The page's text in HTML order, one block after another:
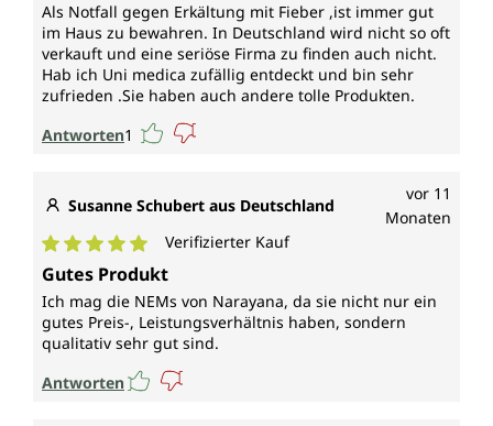
Als Notfall gegen Erkältung mit Fieber ,ist immer gut
im Haus zu bewahren. In Deutschland wird nicht so oft
verkauft und eine seriöse Firma zu finden auch nicht.
Hab ich Uni medica zufällig entdeckt und bin sehr
zufrieden .Sie haben auch andere tolle Produkten.
Antworten1
Susanne Schubert aus Deutschland
vor 11
Monaten
Durchschnittliche Bewertung von 5 von 5 Sternen
Verifizierter Kauf
Gutes Produkt
Ich mag die NEMs von Narayana, da sie nicht nur ein
gutes Preis-, Leistungsverhältnis haben, sondern
qualitativ sehr gut sind.
Antworten